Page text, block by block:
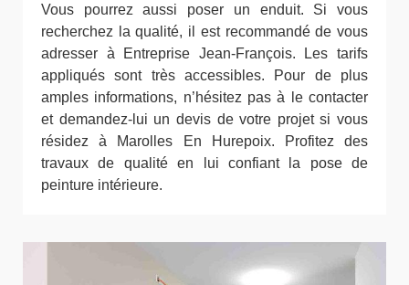
Vous pourrez aussi poser un enduit. Si vous
recherchez la qualité, il est recommandé de vous
adresser à Entreprise Jean-François. Les tarifs
appliqués sont très accessibles. Pour de plus
amples informations, n’hésitez pas à le contacter
et demandez-lui un devis de votre projet si vous
résidez à Marolles En Hurepoix. Profitez des
travaux de qualité en lui confiant la pose de
peinture intérieure.